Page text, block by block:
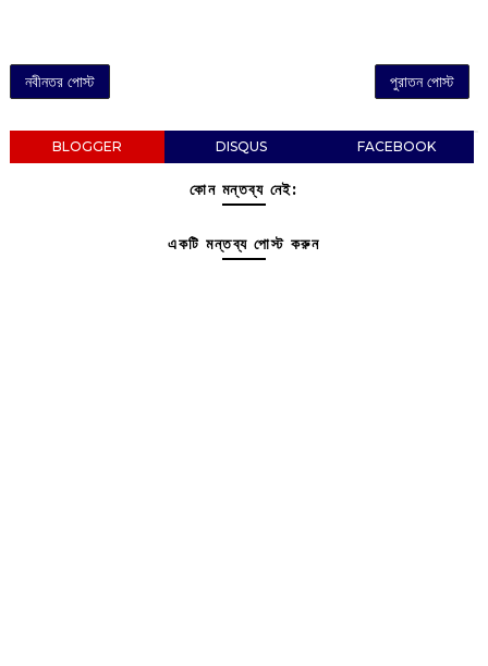
নবীনতর পোস্ট পুরাতন পোস্ট
BLOGGER DISQUS FACEBOOK
কোন মন্তব্য নেই:
একটি মন্তব্য পোস্ট করুন